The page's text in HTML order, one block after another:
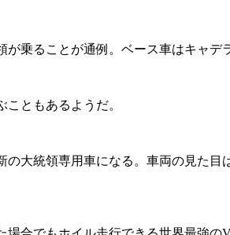
乗ることが通例。ベース車はキャデ
ともあるようだ。
大統領専用車になる。車両の見た目